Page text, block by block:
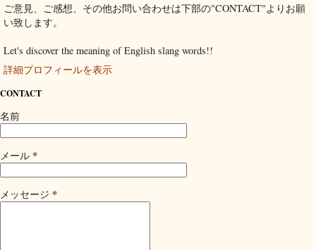
ご意見、ご感想、その他お問い合わせは下部の"CONTACT"よりお願
い致します。
Let's discover the meaning of English slang words!!
詳細プロフィールを表示
CONTACT
名前
メール *
メッセージ *